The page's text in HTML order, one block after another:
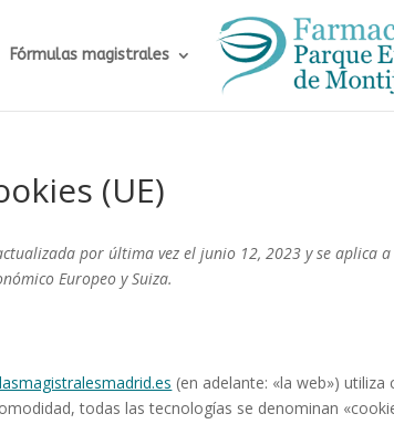
Fórmulas magistrales
(UE)
por última vez el junio 12, 2023 y se aplica
Europeo y Suiza.
(en adelante: «la web»)
todas las tecnologías se denominan